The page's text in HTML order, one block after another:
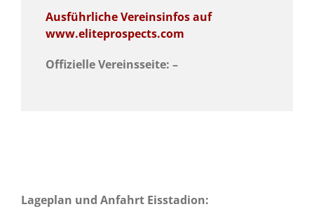
Ausführliche Vereinsinfos auf
www.eliteprospects.com
Offizielle Vereinsseite: –
Lageplan und Anfahrt Eisstadion: